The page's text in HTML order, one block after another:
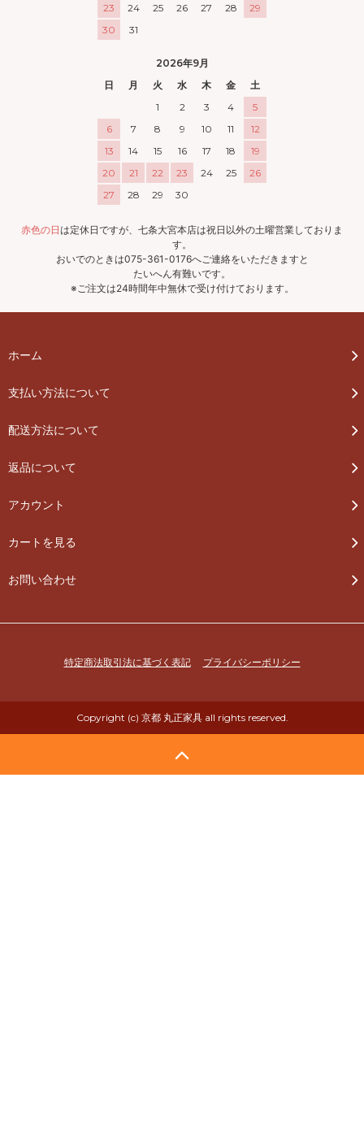
23
24 25 26 27 28
29
30
31
2026年9月
日
月 火 水 木 金
土
1
2 3 4
5
6
7 8 9 10 11
12
13
14 15 16 17 18
19
20
21 22 23 24 25
26
27
28 29 30
赤色の日は定休日ですが、七条大宮本店は祝日以外の土曜営業しておりま
す。
おいでのときは075-361-0176へご連絡をいただきますと
たいへん有難いです。
※ご注文は24時間年中無休で受け付けております。
ホーム
支払い方法について
配送方法について
返品について
アカウント
カートを見る
お問い合わせ
特定商法取引法に基づく表記 プライバシーポリシー
Copyright (c) 京都 丸正家具 all rights reserved.